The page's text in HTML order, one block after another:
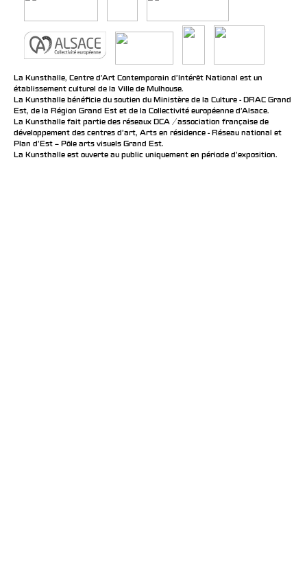
La Kunsthalle, Centre d’Art Contemporain d’Intérêt National est un
établissement culturel de la Ville de Mulhouse.
La Kunsthalle bénéficie du soutien du Ministère de la Culture - DRAC Grand
Est, de la Région Grand Est et de la Collectivité européenne d’Alsace.
La Kunsthalle fait partie des réseaux DCA / association française de
développement des centres d'art, Arts en résidence - Réseau national et
Plan d’Est – Pôle arts visuels Grand Est.
La Kunsthalle est ouverte au public uniquement en période d'exposition.